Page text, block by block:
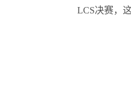
LCS决赛，